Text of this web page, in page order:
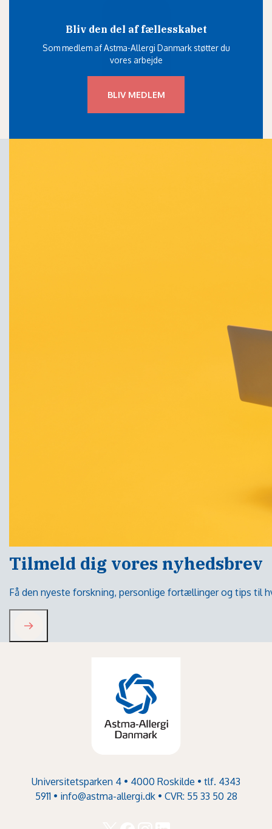
Bliv den del af fællesskabet
Som medlem af Astma-Allergi Danmark støtter du
vores arbejde
BLIV MEDLEM
Tilmeld dig vores nyhedsbrev
Få den nyeste forskning, personlige fortællinger og tips til
Universitetsparken 4 • 4000 Roskilde • tlf. 4343
5911 • info@astma-allergi.dk• CVR: 55 33 50 28